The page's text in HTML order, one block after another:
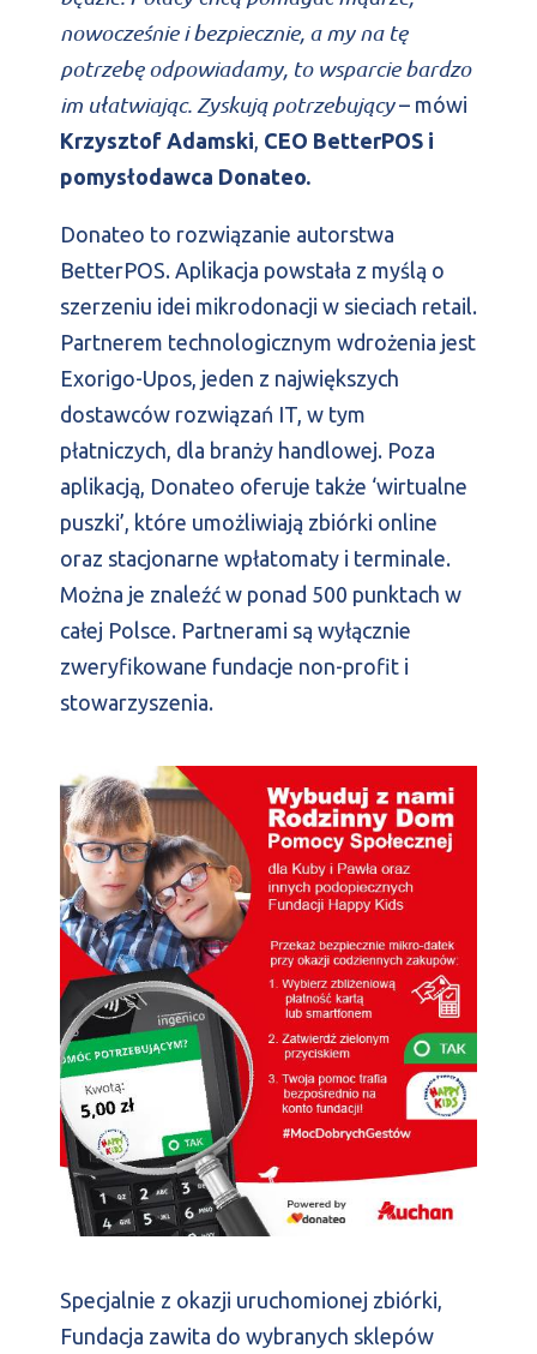
nowocześnie i bezpiecznie, a my na tę
potrzebę odpowiadamy, to wsparcie bardzo
im ułatwiając. Zyskują potrzebujący– mówi
Krzysztof Adamski, CEO BetterPOS i
pomysłodawca Donateo.
Donateo to rozwiązanie autorstwa
BetterPOS. Aplikacja powstała z myślą o
szerzeniu idei mikrodonacji w sieciach retail.
Partnerem technologicznym wdrożenia jest
Exorigo-Upos, jeden z największych
dostawców rozwiązań IT, w tym
płatniczych, dla branży handlowej. Poza
aplikacją, Donateo oferuje także ‘wirtualne
puszki’, które umożliwiają zbiórki online
oraz stacjonarne wpłatomaty i terminale.
Można je znaleźć w ponad 500 punktach w
całej Polsce. Partnerami są wyłącznie
zweryfikowane fundacje non-profit i
stowarzyszenia.
Specjalnie z okazji uruchomionej zbiórki,
Fundacja zawita do wybranych sklepów